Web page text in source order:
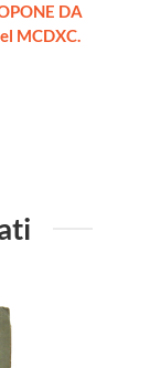
DA
MCDXC.